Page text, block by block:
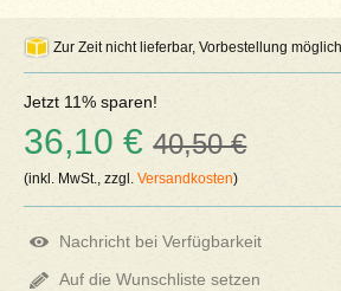
Zur Zeit nicht lieferbar, Vorbestellung
Jetzt 11% sparen!
36,10 €40,50 €
(inkl. MwSt., zzgl.Versandkosten)
Nachricht bei Verfügbarkeit
Auf die Wunschliste setzen